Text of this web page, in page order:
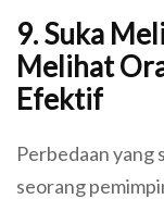
9. Suka
Melihat
Efektif
Perbedaan yang
seorang